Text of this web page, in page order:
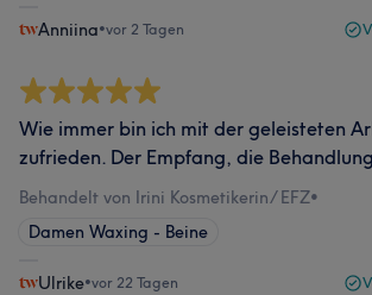
Anniina•vor 2 Tagen
Wie immer bin ich mit der geleisteten
zufrieden. Der Empfang, die
Behandelt von Irini Kosmetikerin/ EFZ•
Damen Waxing - Beine
Ulrike•vor 22 Tagen